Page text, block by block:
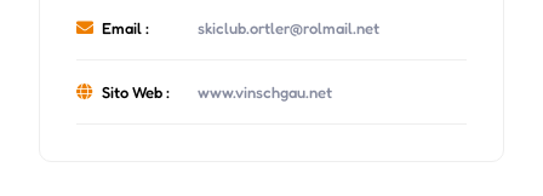
Email : skiclub.ortler@rolmail.net
Sito Web : www.vinschgau.net